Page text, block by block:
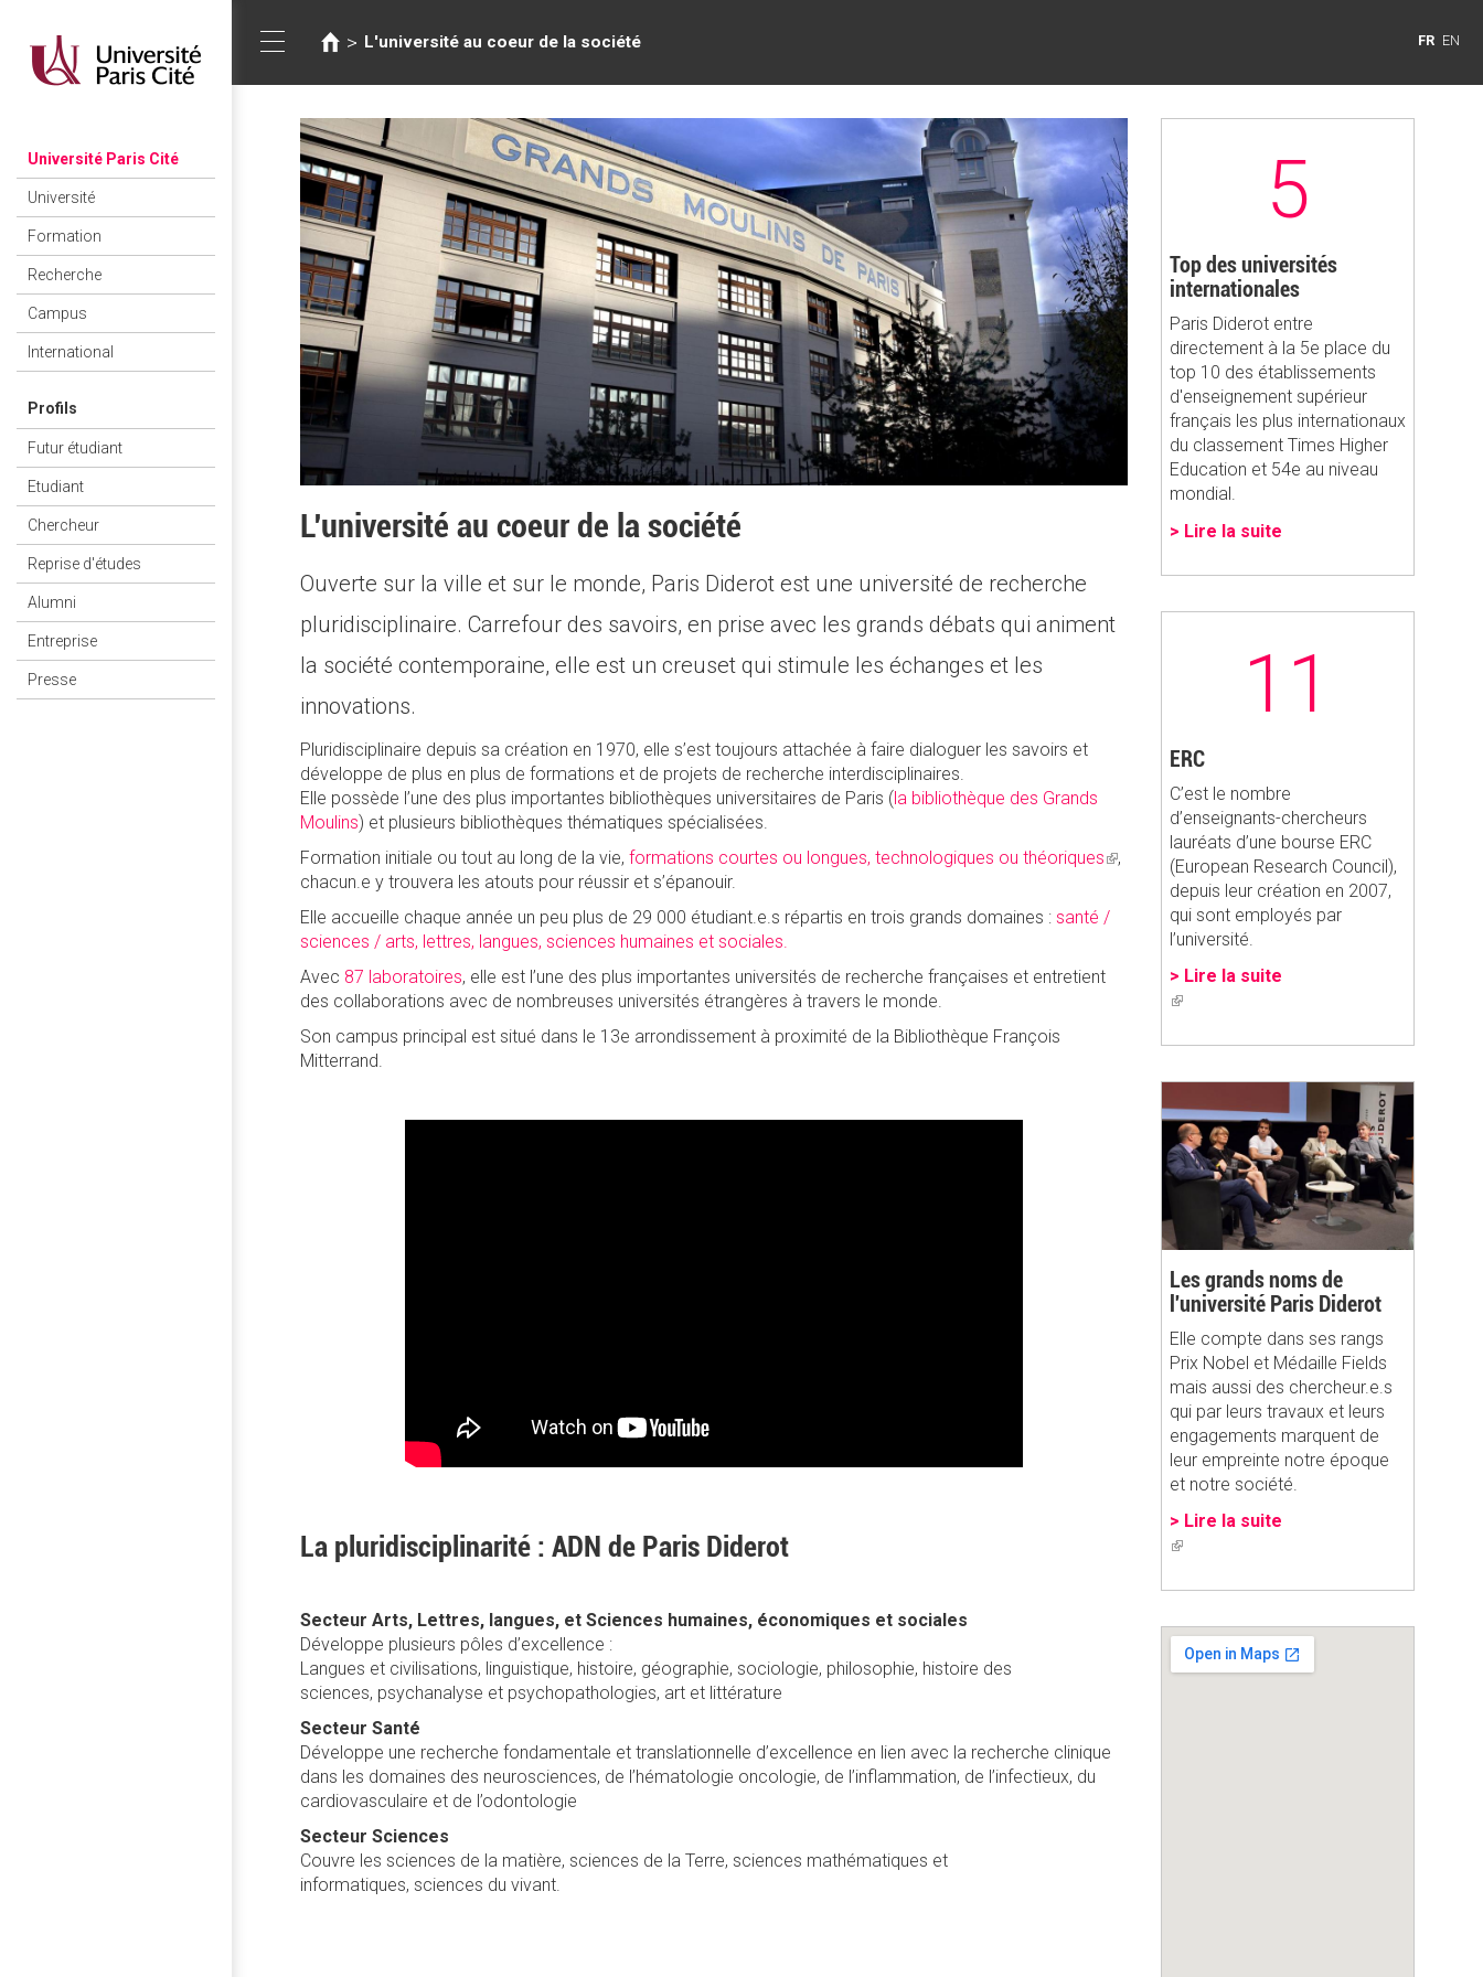
contenu
principal
Université Paris Cité
Université
Formation
Recherche
Campus
International
Profils
Futur étudiant
Etudiant
Chercheur
Reprise d'études
Alumni
Entreprise
Presse
Toggle
navigation
êtes
ici
> L'université au coeur de la société FR EN
L'université au coeur de la société
Ouverte sur la ville et sur le monde, Paris Diderot est une université de recherche
pluridisciplinaire. Carrefour des savoirs, en prise avec les grands débats qui animent
la société contemporaine, elle est un creuset qui stimule les échanges et les
innovations.
Pluridisciplinaire depuis sa création en 1970, elle s’est toujours attachée à faire dialoguer les savoirs et
développe de plus en plus de formations et de projets de recherche interdisciplinaires.
Elle possède l’une des plus importantes bibliothèques universitaires de Paris (la bibliothèque des Grands
Moulins) et plusieurs bibliothèques thématiques spécialisées.
Formation initiale ou tout au long de la vie,formations courtes ou longues, technologiques ou théoriques(link
external)
,
chacun.e y trouvera les atouts pour réussir et s’épanouir.
Elle accueille chaque année un peu plus de 29 000 étudiant.e.s répartis en trois grands domaines :santé /
sciences / arts, lettres, langues, sciences humaines et sociales.
Avec 87 laboratoires, elle est l’une des plus importantes universités de recherche françaises et entretient
des collaborations avec de nombreuses universités étrangères à travers le monde.
Son campus principal est situé dans le 13e arrondissement à proximité de la Bibliothèque François
Mitterrand.
La pluridisciplinarité : ADN de Paris Diderot
Secteur Arts, Lettres, langues, et Sciences humaines, économiques et sociales
Développe plusieurs pôles d’excellence :
Langues et civilisations, linguistique, histoire, géographie, sociologie, philosophie, histoire des
sciences, psychanalyse et psychopathologies, art et littérature
Secteur Santé
Développe une recherche fondamentale et translationnelle d’excellence en lien avec la recherche clinique
dans les domaines des neurosciences, de l’hématologie oncologie, de l’inflammation, de l’infectieux, du
cardiovasculaire et de l’odontologie
Secteur Sciences
Couvre les sciences de la matière, sciences de la Terre, sciences mathématiques et
informatiques, sciences du vivant.
5
Top des universités
internationales
Paris Diderot entre
directement à la 5e place du
top 10 des établissements
d'enseignement supérieur
français les plus internationaux
du classement Times Higher
Education et 54e au niveau
mondial.
> Lire la suite
11
ERC
C’est le nombre
d’enseignants-chercheurs
lauréats d’une bourse ERC
(European Research Council),
depuis leur création en 2007,
qui sont employés par
l’université.
> Lire la suite
(link
external)
Les grands noms de
l'université Paris Diderot
Elle compte dans ses rangs
Prix Nobel et Médaille Fields
mais aussi des chercheur.e.s
qui par leurs travaux et leurs
engagements marquent de
leur empreinte notre époque
et notre société.
> Lire la suite
(link
external)